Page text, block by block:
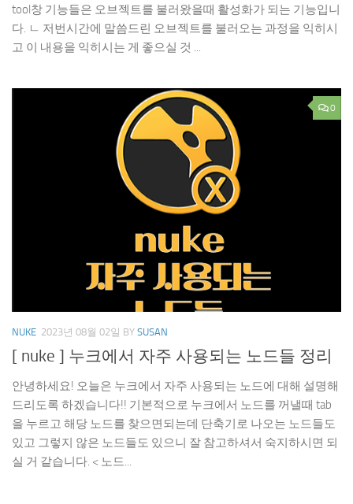
tool창 기능들은 오브젝트를 불러왔을때 활성화가 되는 기능입니
다. ㄴ 저번시간에 말씀드린 오브젝트를 불러오는 과정을 익히시
고 이 내용을 익히시는 게 좋으실 것 ...
0
NUKE 2023년 08월 02일 BY SUSAN
[ nuke ] 누크에서 자주 사용되는 노드들 정리
안녕하세요! 오늘은 누크에서 자주 사용되는 노드에 대해 설명해
드리도록 하겠습니다!! 기본적으로 누크에서 노드를 꺼낼때 tab
을 누르고 해당 노드를 찾으면되는데 단축기로 나오는 노드들도
있고 그렇지 않은 노드들도 있으니 잘 참고하셔서 숙지하시면 되
실 거 같습니다. < 노드...